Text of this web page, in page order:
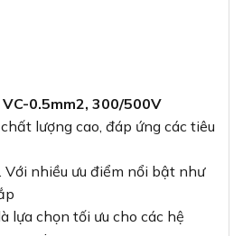
0.5mm2, 300/500V
lượng cao, đáp ứng các tiêu
Với nhiều ưu điểm nổi bật như
lựa chọn tối ưu cho các hệ